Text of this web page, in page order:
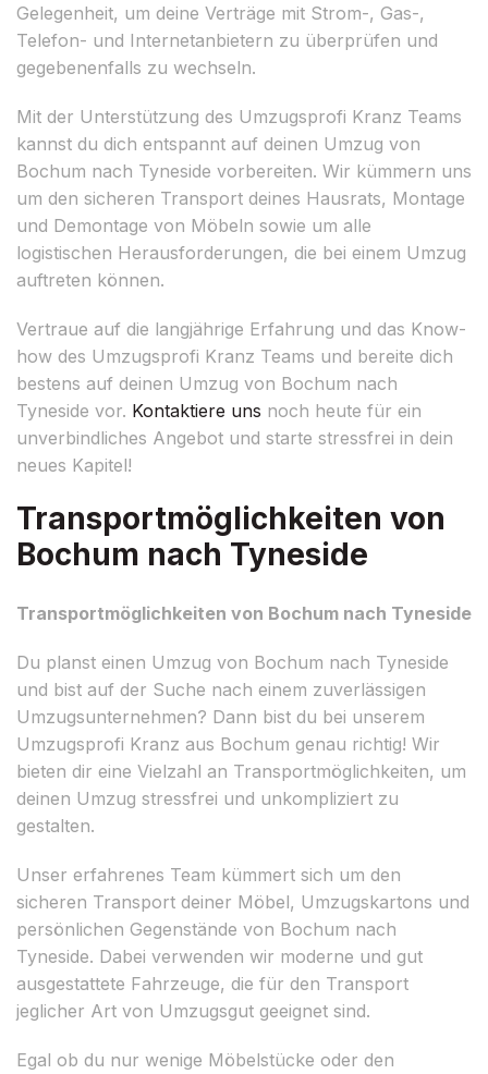
Gelegenheit, um deine Verträge mit Strom-, Gas-,
Telefon- und Internetanbietern zu überprüfen und
gegebenenfalls zu wechseln.
Mit der Unterstützung des Umzugsprofi Kranz Teams
kannst du dich entspannt auf deinen Umzug von
Bochum nach Tyneside vorbereiten. Wir kümmern uns
um den sicheren Transport deines Hausrats, Montage
und Demontage von Möbeln sowie um alle
logistischen Herausforderungen, die bei einem Umzug
auftreten können.
Vertraue auf die langjährige Erfahrung und das Know-
how des Umzugsprofi Kranz Teams und bereite dich
bestens auf deinen Umzug von Bochum nach
Tyneside vor. Kontaktiere uns noch heute für ein
unverbindliches Angebot und starte stressfrei in dein
neues Kapitel!
Transportmöglichkeiten von
Bochum nach Tyneside
Transportmöglichkeiten von Bochum nach Tyneside
Du planst einen Umzug von Bochum nach Tyneside
und bist auf der Suche nach einem zuverlässigen
Umzugsunternehmen? Dann bist du bei unserem
Umzugsprofi Kranz aus Bochum genau richtig! Wir
bieten dir eine Vielzahl an Transportmöglichkeiten, um
deinen Umzug stressfrei und unkompliziert zu
gestalten.
Unser erfahrenes Team kümmert sich um den
sicheren Transport deiner Möbel, Umzugskartons und
persönlichen Gegenstände von Bochum nach
Tyneside. Dabei verwenden wir moderne und gut
ausgestattete Fahrzeuge, die für den Transport
jeglicher Art von Umzugsgut geeignet sind.
Egal ob du nur wenige Möbelstücke oder den